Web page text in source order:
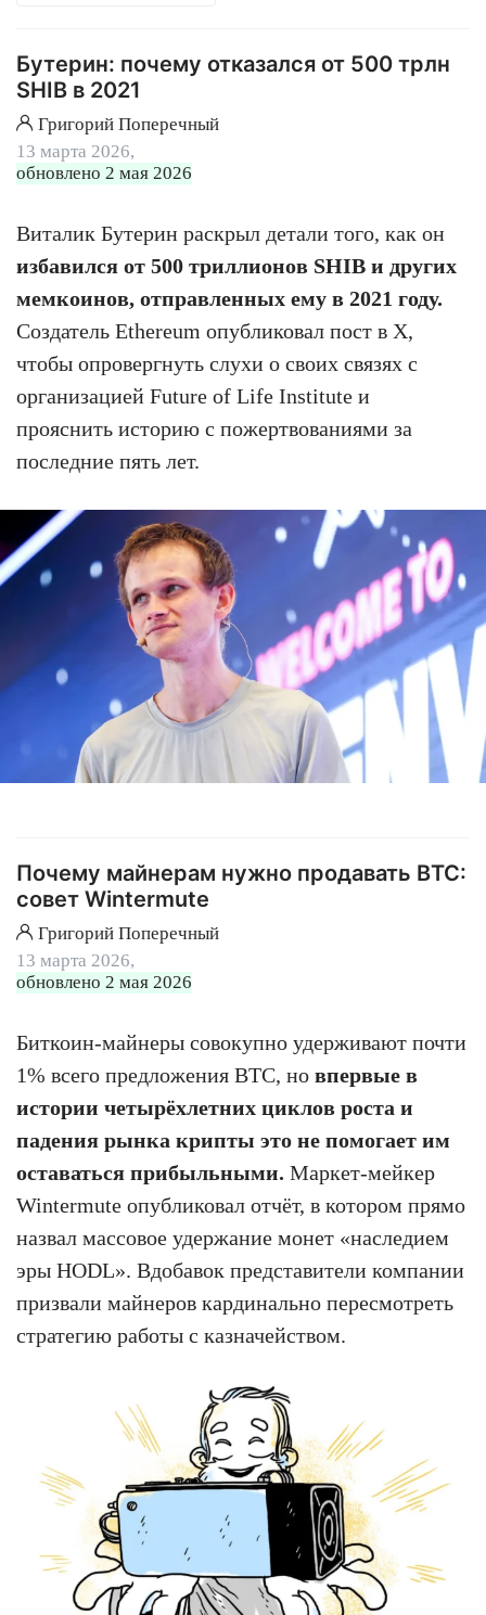
Бутерин: почему отказался от 500 трлн
SHIB в 2021
Григорий Поперечный
13 марта 2026,
обновлено 2 мая 2026
Виталик Бутерин раскрыл детали того, как он
избавился от 500 триллионов SHIB и других
мемкоинов, отправленных ему в 2021 году.
Создатель Ethereum опубликовал пост в X,
чтобы опровергнуть слухи о своих связях с
организацией Future of Life Institute и
прояснить историю с пожертвованиями за
последние пять лет.
Почему майнерам нужно продавать BTC:
совет Wintermute
Григорий Поперечный
13 марта 2026,
обновлено 2 мая 2026
Биткоин-майнеры совокупно удерживают почти
1% всего предложения BTC, но впервые в
истории четырёхлетних циклов роста и
падения рынка крипты это не помогает им
оставаться прибыльными. Маркет-мейкер
Wintermute опубликовал отчёт, в котором прямо
назвал массовое удержание монет «наследием
эры HODL». Вдобавок представители компании
призвали майнеров кардинально пересмотреть
стратегию работы с казначейством.